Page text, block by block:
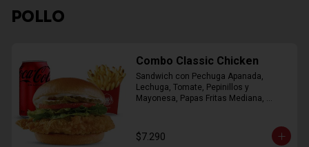
POLLO
Combo Classic Chicken
Sandwich con Pechuga Apanada,
Lechuga, Tomate, Pepinillos y
Mayonesa, Papas Fritas Mediana,
$7.290